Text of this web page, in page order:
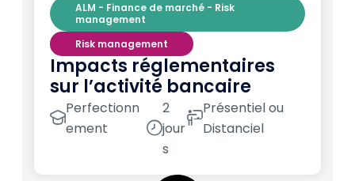
ALM - Finance de marché - Risk
management
Risk management
Impacts réglementaires
sur l’activité bancaire
Perfectionn
ement
2
jour
s
Présentiel ou
Distanciel